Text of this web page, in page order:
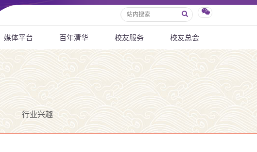
媒体平台 百年清华 校友服务 校友总会
行业兴趣